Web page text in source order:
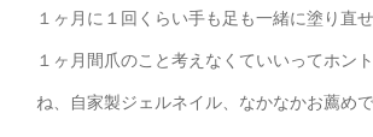
１ヶ月に１回くらい手も足も一緒に塗り直せ
１ヶ月間爪のこと考えなくていいってホン
ね、自家製ジェルネイル、なかなかお薦めで